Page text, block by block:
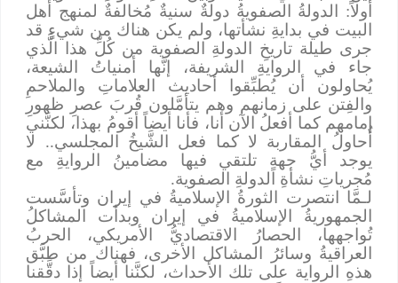
أولاً: الدولةُ الصفويةُ دولةٌ سنيةٌ مُخالفةٌ لمنهج أهل
البيت في بدايةِ نشأتها، ولم يكن هناك من شيءٍ قد
جرى طيلة تاريخِ الدولةِ الصفوية من كُلِّ هذا الَّذي
جاء في الروايةِ الشريفة، إنَّها أمنياتُ الشيعة،
يُحاولون أن يُطبِّقوا أحاديث العلاماتِ والملاحمِ
والفِتن على زمانهم وهم يتأمَّلون قُربَ عصرِ ظهورِ
إمامهم كما أفعلُ الآن أنا، فأنا أيضاً أقومُ بهذا، لكنَّني
أُحاولُ المقاربة لا كما فعل الشَّيخُ المجلسي.. لا
يوجد أيُّ جهةٍ تلتقي فيها مضامينُ الروايةِ مع
مُجرياتِ نشأةِ الدولةِ الصفوية.
لـمَّا انتصرت الثورةُ الإسلاميةُ في إيران وتأسَّست
الجمهوريةُ الإسلاميةُ في إيران وبدأت المشاكلُ
تُواجهها، الحصارُ الاقتصاديُّ الأمريكي، الحربُ
العراقيةُ وسائرُ المشاكل الأخرى، فهناك من طبَّق
هذهِ الرواية على تلك الأحداث، لكنَّنا أيضاً إذا دقَّقنا